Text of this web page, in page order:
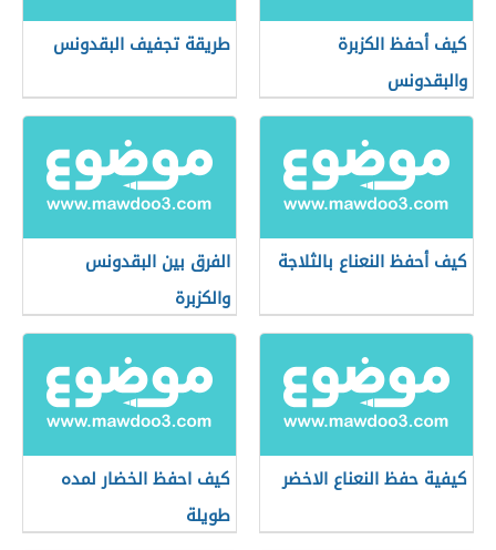
كيف أحفظ الكزبرة
والبقدونس
طريقة تجفيف البقدونس
كيف أحفظ النعناع بالثلاجة
الفرق بين البقدونس
والكزبرة
كيفية حفظ النعناع الاخضر
كيف احفظ الخضار لمده
طويلة